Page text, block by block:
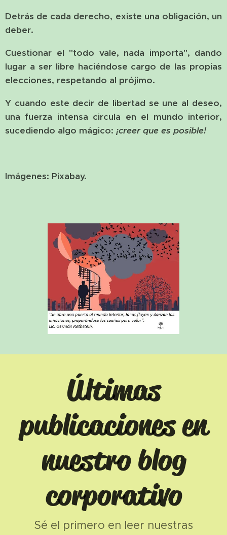
Detrás de cada derecho, existe una obligación, un
deber.
Cuestionar el "todo vale, nada importa", dando
lugar a ser libre haciéndose cargo de las propias
elecciones, respetando al prójimo.
Y cuando este decir de libertad se une al deseo,
una fuerza intensa circula en el mundo interior,
sucediendo algo mágico: ¡creer que es posible!
Imágenes: Pixabay.
Últimas
publicaciones en
nuestro blog
corporativo
Sé el primero en leer nuestras